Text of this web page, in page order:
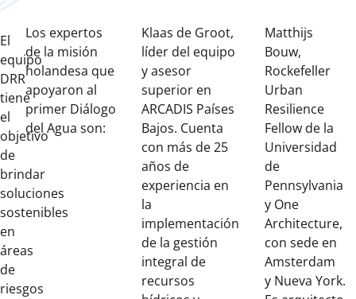
El
equipo
DRR
tiene
el
objetivo
de
brindar
soluciones
sostenibles
en
áreas
de
riesgos
Los expertos
de la misión
holandesa que
apoyaron al
primer Diálogo
del Agua son:
Klaas de Groot,
líder del equipo
y asesor
superior en
ARCADIS Países
Bajos. Cuenta
con más de 25
años de
experiencia en
la
implementación
de la gestión
integral de
recursos
Matthijs
Bouw,
Rockefeller
Urban
Resilience
Fellow de la
Universidad
de
Pennsylvania
y One
Architecture,
con sede en
Amsterdam
y Nueva York.